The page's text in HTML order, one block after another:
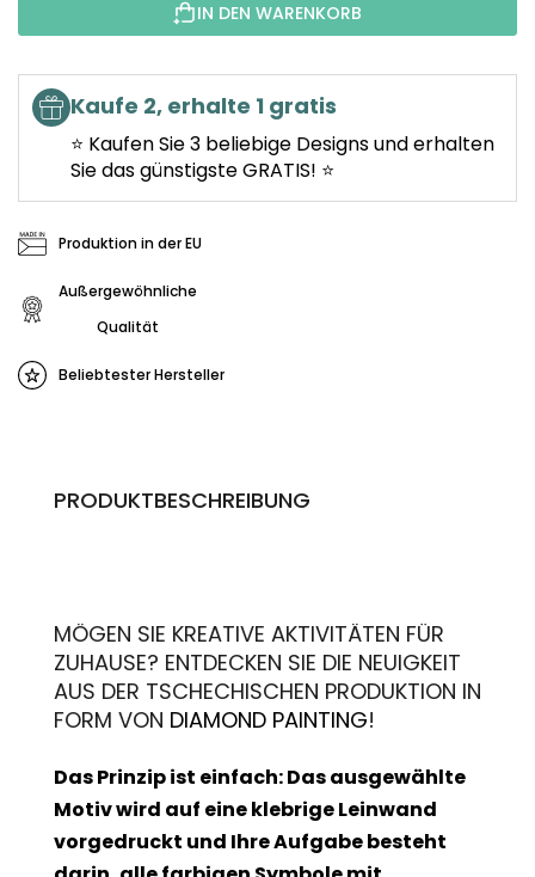
IN DEN WARENKORB
Kaufe 2, erhalte 1 gratis
⭐ Kaufen Sie 3 beliebige Designs und erhalten
Sie das günstigste GRATIS! ⭐
Produktion in der EU
Außergewöhnliche
Qualität
Beliebtester Hersteller
PRODUKTBESCHREIBUNG
MÖGEN SIE KREATIVE AKTIVITÄTEN FÜR
ZUHAUSE? ENTDECKEN SIE DIE NEUIGKEIT
AUS DER TSCHECHISCHEN PRODUKTION IN
FORM VON DIAMOND PAINTING!
Das Prinzip ist einfach: Das ausgewählte
Motiv wird auf eine klebrige Leinwand
vorgedruckt und Ihre Aufgabe besteht